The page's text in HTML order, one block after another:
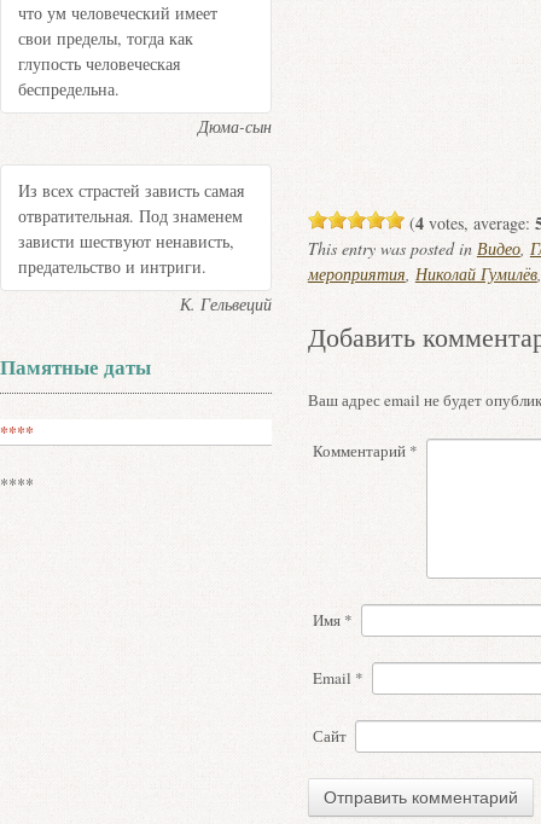
(4votes, average:
This entry was posted in Видео,
мероприятия, Николай Гумилёв
Добавить
Ваш адрес email не будет
Комментарий *
Имя *
Email *
Сайт
что ум человеческий имеет
свои пределы, тогда как
глупость человеческая
беспредельна.
Дюма-сын
Из всех страстей зависть самая
отвратительная. Под знаменем
зависти шествуют ненависть,
предательство и интриги.
К. Гельвеций
Памятные даты
****
****